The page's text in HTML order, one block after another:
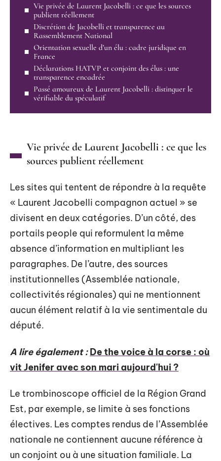
Vie privée de Laurent Jacobelli : ce que les sources
publient réellement
Discrétion de Jacobelli et transparence au
Rassemblement National
Orientation sexuelle d’un élu : cadre juridique en
France
Déclarations HATVP et conjoint des élus : une
transparence encadrée
Passé amoureux de Laurent Jacobelli : distinguer le
vérifiable du spéculatif
Vie privée de Laurent Jacobelli : ce que les
sources publient réellement
Les sites qui tentent de répondre à la requête
« Laurent Jacobelli compagnon actuel » se
divisent en deux catégories. D’un côté, des
portails people qui reformulent la même
absence d’information en multipliant les
paragraphes. De l’autre, des sources
institutionnelles (Assemblée nationale,
collectivités régionales) qui ne mentionnent
aucun élément relatif à la vie sentimentale du
député.
A lire également : De the voice à la corse : où
vit Jenifer avec son mari aujourd'hui ?
Le trombinoscope officiel de la Région Grand
Est, par exemple, se limite à ses fonctions
électives. Les comptes rendus de l’Assemblée
nationale ne contiennent aucune référence à
un conjoint ou à une situation familiale. La